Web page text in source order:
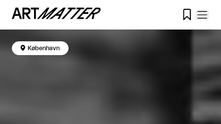

 København